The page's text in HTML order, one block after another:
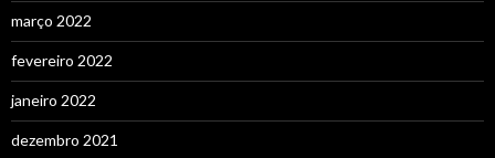
março 2022
fevereiro 2022
janeiro 2022
dezembro 2021